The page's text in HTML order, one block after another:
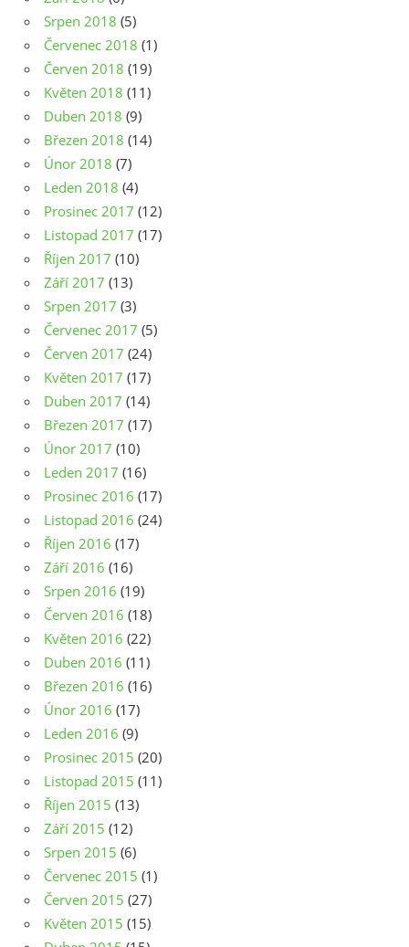
Srpen 2018 (5)
Červenec 2018 (1)
Červen 2018 (19)
Květen 2018 (11)
Duben 2018 (9)
Březen 2018 (14)
Únor 2018 (7)
Leden 2018 (4)
Prosinec 2017 (12)
Listopad 2017 (17)
Říjen 2017 (10)
Září 2017 (13)
Srpen 2017 (3)
Červenec 2017 (5)
Červen 2017 (24)
Květen 2017 (17)
Duben 2017 (14)
Březen 2017 (17)
Únor 2017 (10)
Leden 2017 (16)
Prosinec 2016 (17)
Listopad 2016 (24)
Říjen 2016 (17)
Září 2016 (16)
Srpen 2016 (19)
Červen 2016 (18)
Květen 2016 (22)
Duben 2016 (11)
Březen 2016 (16)
Únor 2016 (17)
Leden 2016 (9)
Prosinec 2015 (20)
Listopad 2015 (11)
Říjen 2015 (13)
Září 2015 (12)
Srpen 2015 (6)
Červenec 2015 (1)
Červen 2015 (27)
Květen 2015 (15)